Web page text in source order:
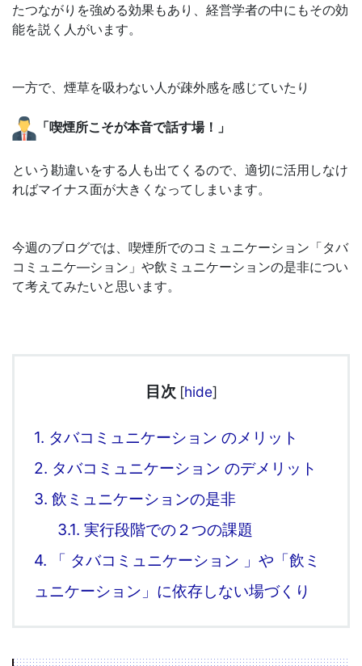
たつながりを強める効果もあり、経営学者の中にもその効
能を説く人がいます。
一方で、煙草を吸わない人が疎外感を感じていたり
「喫煙所こそが本音で話す場！」
という勘違いをする人も出てくるので、適切に活用しなけ
ればマイナス面が大きくなってしまいます。
今週のブログでは、喫煙所でのコミュニケーション「タバ
コミュニケ―ション」や飲ミュニケーションの是非につい
て考えてみたいと思います。
目次 [hide]
1. タバコミュニケーション のメリット
2. タバコミュニケーション のデメリット
3. 飲ミュニケーションの是非
3.1. 実行段階での２つの課題
4. 「 タバコミュニケーション 」や「飲ミ
ュニケーション」に依存しない場づくり